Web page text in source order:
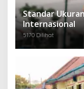
Standar
Internasional
5170 Dilihat